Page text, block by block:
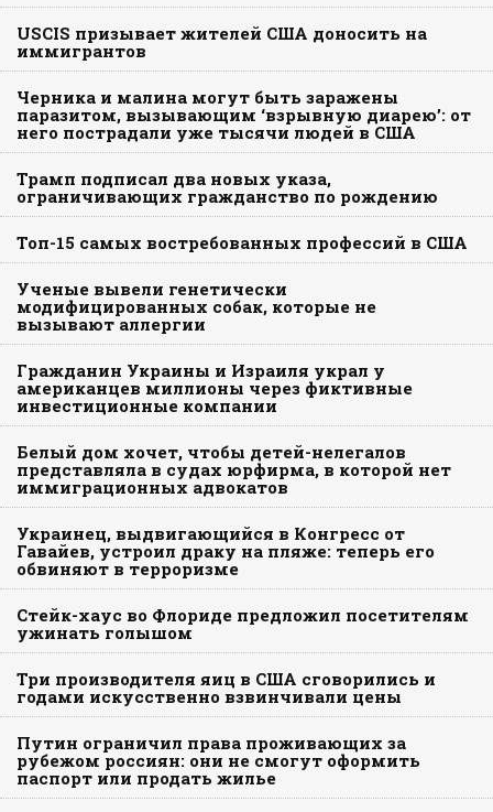
USCIS призывает жителей США доносить на
иммигрантов
Черника и малина могут быть заражены
паразитом, вызывающим ‘взрывную диарею’: от
него пострадали уже тысячи людей в США
Трамп подписал два новых указа,
ограничивающих гражданство по рождению
Топ-15 самых востребованных профессий в США
Ученые вывели генетически
модифицированных собак, которые не
вызывают аллергии
Гражданин Украины и Израиля украл у
американцев миллионы через фиктивные
инвестиционные компании
Белый дом хочет, чтобы детей-нелегалов
представляла в судах юрфирма, в которой нет
иммиграционных адвокатов
Украинец, выдвигающийся в Конгресс от
Гавайев, устроил драку на пляже: теперь его
обвиняют в терроризме
Стейк-хаус во Флориде предложил посетителям
ужинать голышом
Три производителя яиц в США сговорились и
годами искусственно взвинчивали цены
Путин ограничил права проживающих за
рубежом россиян: они не смогут оформить
паспорт или продать жилье